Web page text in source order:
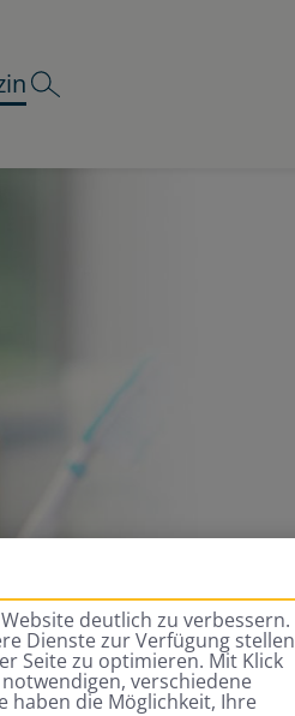
deutlich zu verbessern.
Dienste zur Verfügung stellen
Seite zu optimieren. Mit Klick
verschiedene
haben die Möglichkeit, Ihre